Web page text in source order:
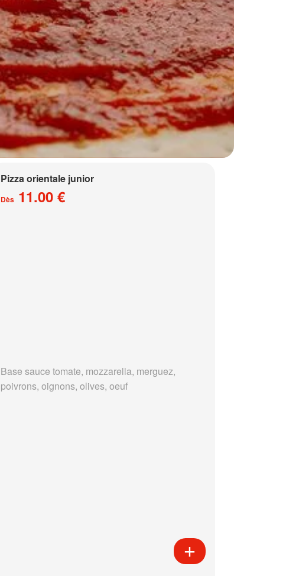
Pizza orientale junior
Dès 11.00 €
Base sauce tomate, mozzarella, merguez,
poivrons, oignons, olives, oeuf